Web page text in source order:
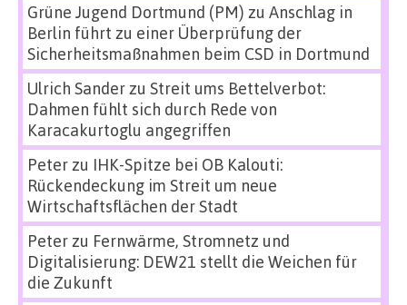
Grüne Jugend Dortmund (PM) zu Anschlag in
Berlin führt zu einer Überprüfung der
Sicherheitsmaßnahmen beim CSD in Dortmund
Ulrich Sanderzu Streit ums Bettelverbot:
Dahmen fühlt sich durch Rede von
Karacakurtoglu angegriffen
Peterzu IHK-Spitze bei OB Kalouti:
Rückendeckung im Streit um neue
Wirtschaftsflächen der Stadt
Peterzu Fernwärme, Stromnetz und
Digitalisierung: DEW21 stellt die Weichen für
die Zukunft